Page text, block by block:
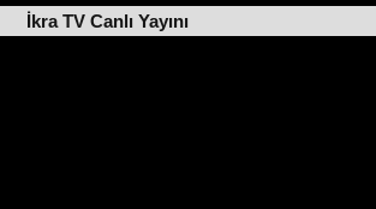
İkra TV Canlı Yayını